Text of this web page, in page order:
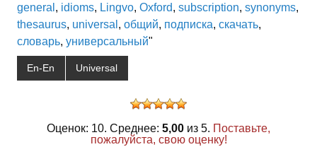
general , idioms, Lingvo, Oxford, subscription, synonyms,
thesaurus, universal , общий, подписка, скачать,
словарь, универсальный"
En-En Universal
Оценок: 10. Среднее: 5,00 из 5. Поставьте,
пожалуйста, свою оценку!